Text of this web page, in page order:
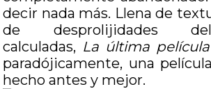
decir nada más. Llena de
de desprolijidades
calculadas, La última película
paradójicamente, una
hecho antes y mejor.